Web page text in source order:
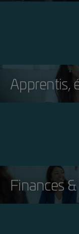
Apprentis,
Finances